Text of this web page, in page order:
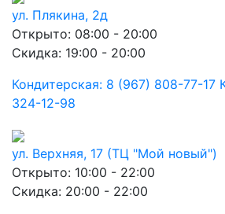
ул. Плякина, 2д
Открыто: 08:00 - 20:00
Скидка: 19:00 - 20:00
Кондитерская: 8 (967) 808-77-17
324-12-98
ул. Верхняя, 17 (ТЦ "Мой новый")
Открыто: 10:00 - 22:00
Скидка: 20:00 - 22:00